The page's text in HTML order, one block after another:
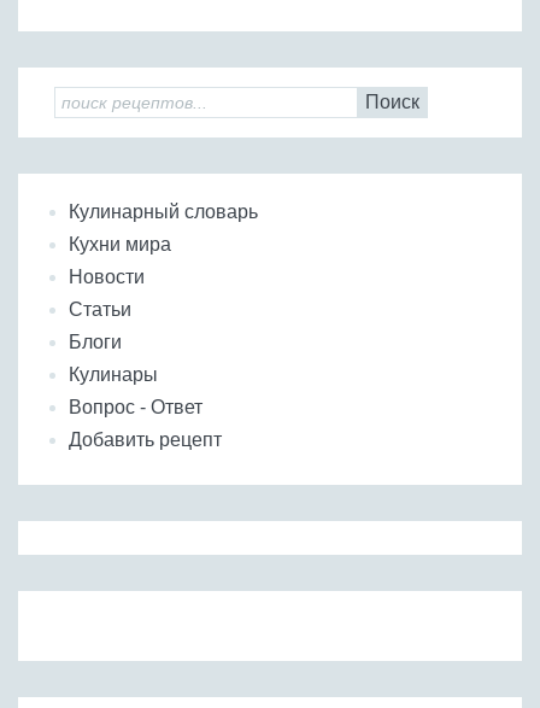
Поиск
Кулинарный словарь
Кухни мира
Новости
Статьи
Блоги
Кулинары
Вопрос - Ответ
Добавить рецепт